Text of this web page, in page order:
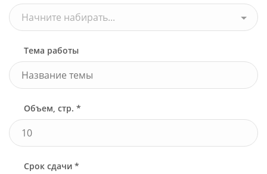
Начните набирать...
Тема работы
Объем, стр. *
Срок сдачи *